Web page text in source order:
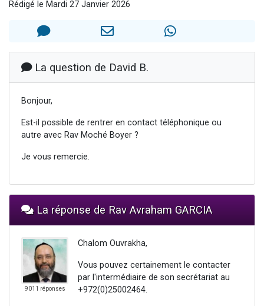
12 nouvelles musiques dans Torah-Box Music
2 personnes viennent de nous rejoindre sur WhatsApp
Rédigé le Mardi 27 Janvier 2026
La question de David B.
Bonjour,
Est-il possible de rentrer en contact téléphonique ou
autre avec Rav Moché Boyer ?
Je vous remercie.
La réponse de Rav Avraham GARCIA
9011 réponses
Chalom Ouvrakha,
Vous pouvez certainement le contacter
par l'intermédiaire de son secrétariat au
+972(0)25002464.